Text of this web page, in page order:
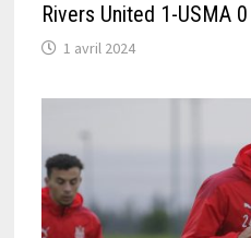
Rivers United 1-USMA 0
1 avril 2024